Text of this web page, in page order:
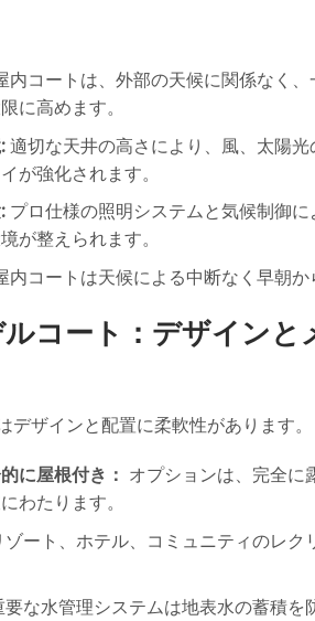
内コートは、外部の天候に関係なく
に高めます。
適切な天井の高さにより、風、太陽
が強化されます。
プロ仕様の照明システムと気候制御
が整えられます。
内コートは天候による中断なく早朝か
コート：デザインと
デザインと配置に柔軟性があります。
に屋根付き： オプションは、完全に
わたります。
ゾート、ホテル、コミュニティのレ
要な水管理システムは地表水の蓄積を